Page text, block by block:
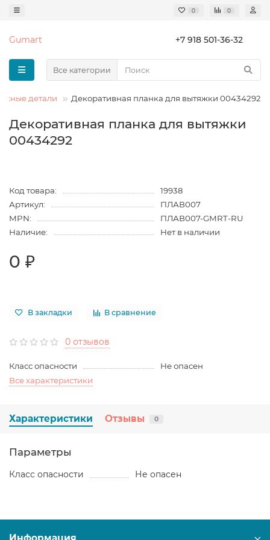
0 0
Gumart +7 918 501-36-32
Все категории
детали Декоративная планка для вытяжки 00434292
Декоративная планка для вытяжки
00434292
Код товара:
19938
Артикул:
ПЛАВ007
MPN:
ПЛАВ007-GMRT-RU
Наличие:
Нет в наличии
0 ₽
В закладки В сравнение
0 отзывов
Класс опасности
Не опасен
Все характеристики
Характеристики Отзывы 0
Параметры
Класс опасности Не опасен